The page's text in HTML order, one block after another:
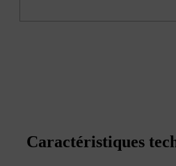
Caractéristiques